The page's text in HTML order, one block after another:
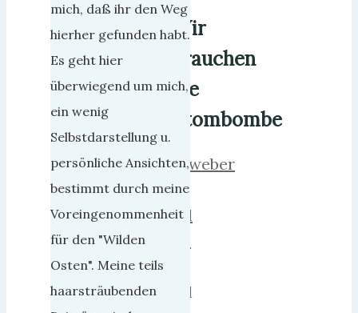
Wir
brauchen
die
Atombombe
herrweber
2.
April
16.
April
mich, daß ihr den Weg
hierher gefunden habt.
Es geht hier
überwiegend um mich,
ein wenig
Selbstdarstellung u.
persönliche Ansichten,
bestimmt durch meine
Voreingenommenheit
für den "Wilden
Osten". Meine teils
haarsträubenden